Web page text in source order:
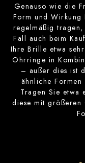
Genauso wie die
Form und Wirkung
regelmäßig
Fall auch beim
Ihre Brille etwa
Ohrringe in
– außer dies ist
ähnliche
Tragen Sie etwa
diese mit größeren